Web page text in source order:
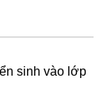
sinh vào lớp